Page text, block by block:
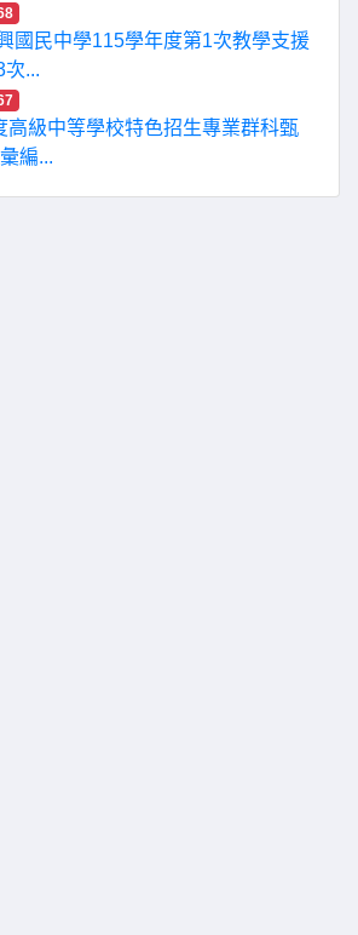
國民中學115學年度第1次教學支援
次...
高級中等學校特色招生專業群科甄
編...